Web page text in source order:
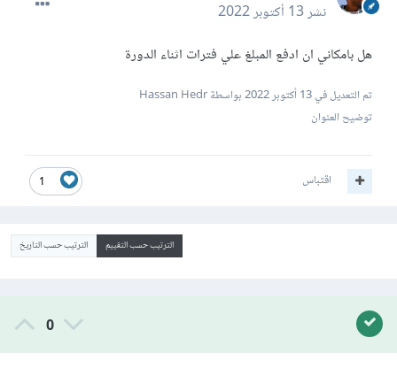
نشر13 أكتوبر 2022
هل بامكاني ان ادفع المبلغ علي فترات اثناء الدورة
تم التعديل في13 أكتوبر 2022
بواسطة Hassan Hedr
توضيح العنوان
1 اقتباس
الترتيب حسب التقييم الترتيب حسب التاريخ
0